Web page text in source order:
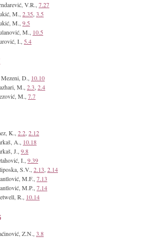
V.R., 7.27
M., 2.35 3.5
M., 9.5
M., 10.5
I., 5.4
D., 10.10
M., 2.3 2.4
M., 7.7
K., 2.2 2.12
A., 10.18
J., 9.8
I., 9.39
S.V., 2.13 2.14
M.F., 7.13
M.P., 7.14
R., 10.14
Z.N., 3.8